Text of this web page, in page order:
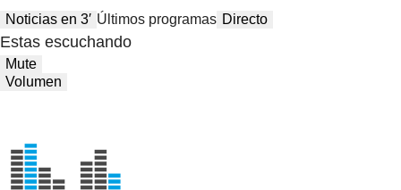
Noticias en 3′ Últimos programas Directo
Estas escuchando
Mute
Volumen